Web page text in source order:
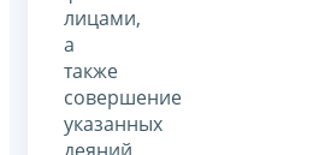
лицами,
а
также
совершение
указанных